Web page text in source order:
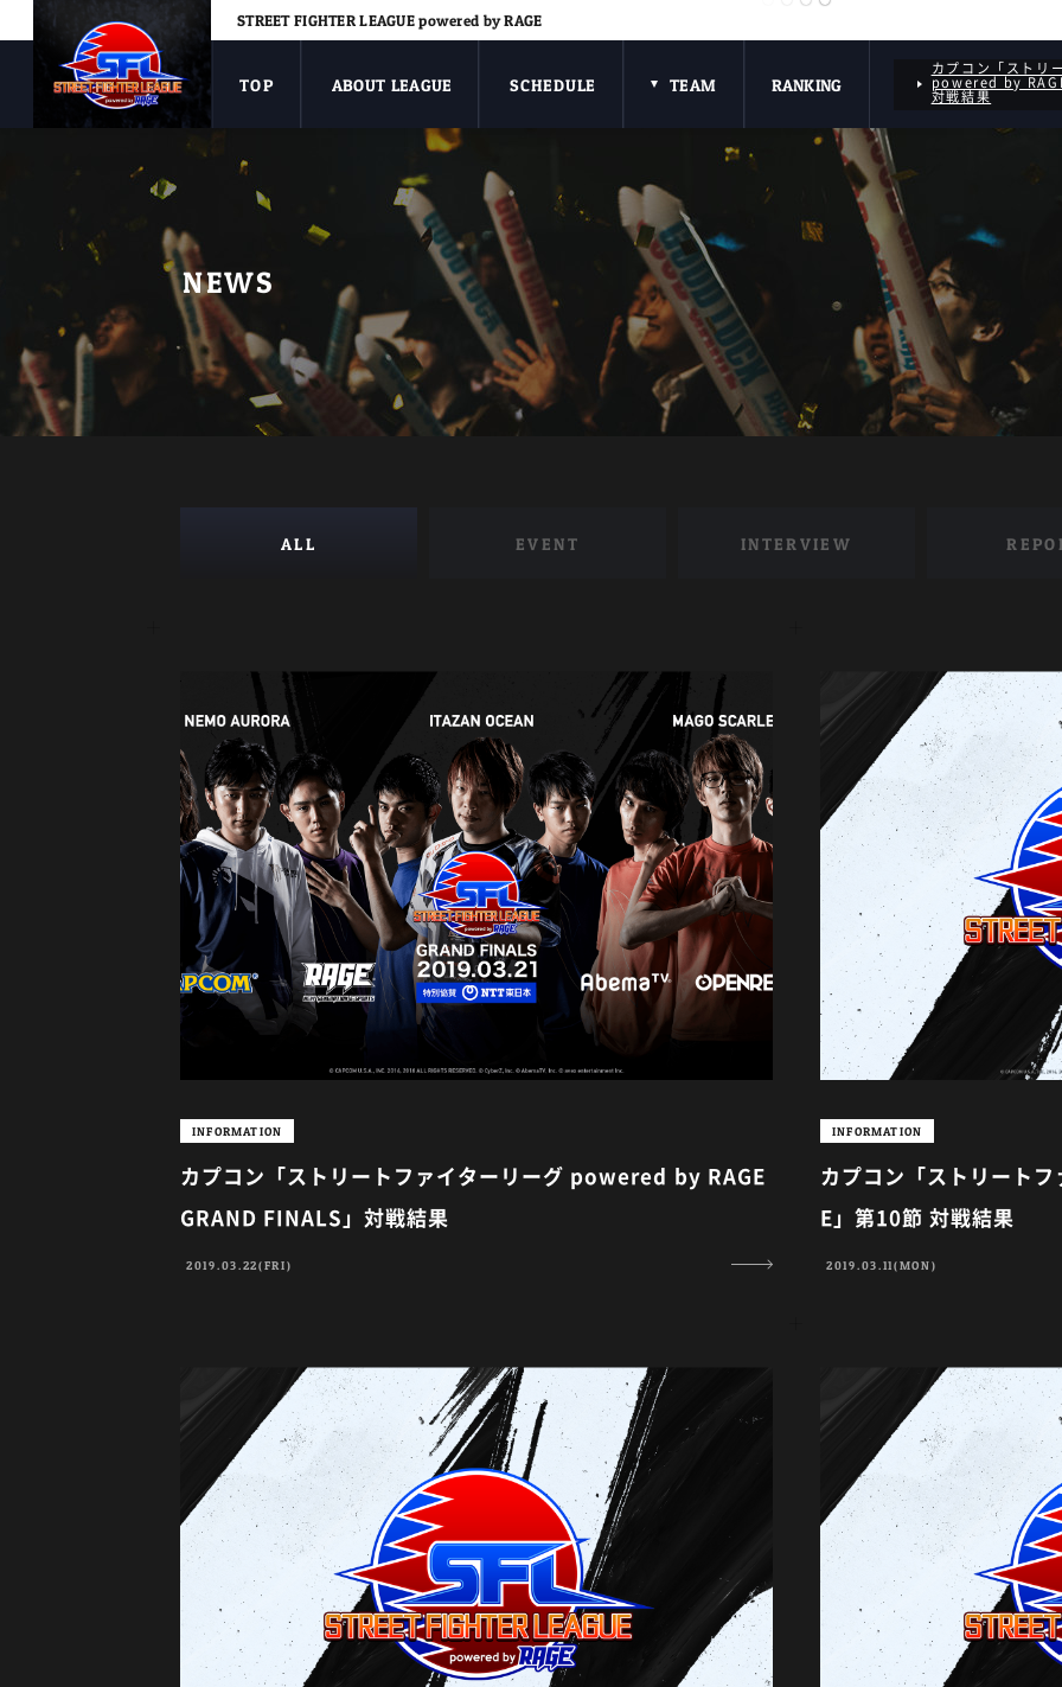
STREET FIGHTER LEAGUE powered by RAGE
TOP ABOUT LEAGUE SCHEDULE TEAM
MAGO SCARLET
UMEHARA GOLD
FUUDO GAIA
ITAZAN OCEAN
NEMO AURORA
RANKING
カプコン「ストリ
powered by
対戦結果
NEWS
ALL EVENT INTERVIEW
INFORMATION
カプコン「ストリートファイターリーグ powered by RAGE
GRAND FINALS」対戦結果
2019.03.22(FRI)
INFORMATION
カプコン「ストリート
E」第10節 対戦結果
2019.03.11(MON)